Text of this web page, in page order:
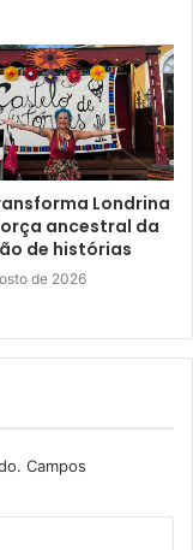
dias 2 e 3 de
.
(Funcart) possui
via Secretaria
jornalistas do
de
Londrina
ancestral da
de histórias
de 2026
Campos